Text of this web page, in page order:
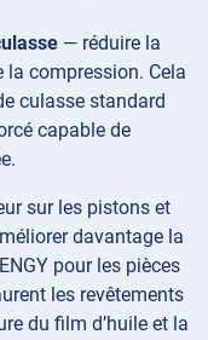
— réduire la
compression. Cela
culasse standard
capable de
sur les pistons et
davantage la
pour les pièces
les revêtements
du film d’huile et la